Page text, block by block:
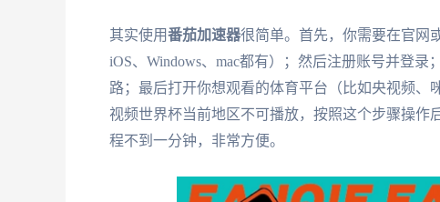
其实使用番茄加速器很简单。首先，你需要在官网
iOS、Windows、mac都有）；然后注册账号并登
路；最后打开你想观看的体育平台（比如央视频
视频世界杯当前地区不可播放，按照这个步骤操
程不到一分钟，非常方便。